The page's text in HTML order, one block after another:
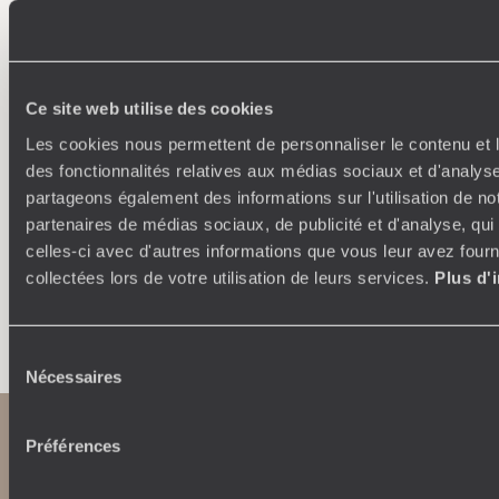
Ce site web utilise des cookies
Les cookies nous permettent de personnaliser le contenu et
des fonctionnalités relatives aux médias sociaux et
partageons également des informations sur l'utilisation de
partenaires de médias sociaux, de publicité et d'analyse,
celles-ci avec d'autres informations que vous leur avez
collectées lors de votre utilisation de leurs services. Plus
Nécessaires
Préférences
Où je veux
250 conseillers spécialisés par pays et par régions :
Amoureux du beau jamais à court d’idées, ils vous
inspirent et créent un voyage ultra-personnalisé :
étapes, hébergements, ateliers, rencontres…